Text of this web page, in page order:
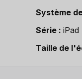
Système
Série
iPad
Taille de